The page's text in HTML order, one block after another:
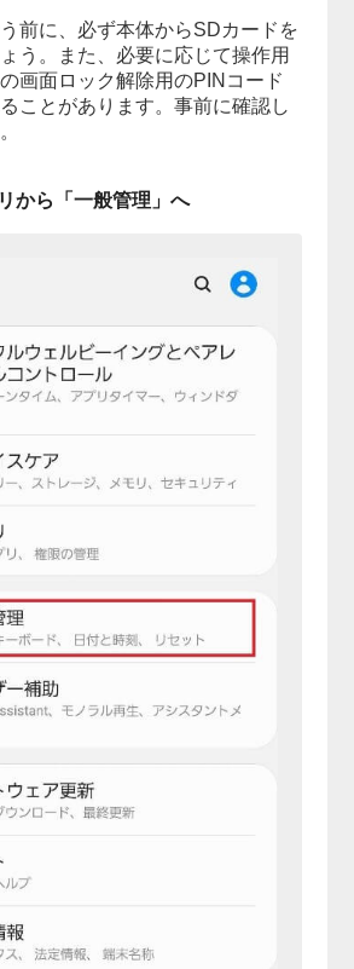
前に、必ず本体からSDカードを
う。また、必要に応じて操作用
画面ロック解除用のPINコード
ことがあります。事前に確認し
から「一般管理」へ